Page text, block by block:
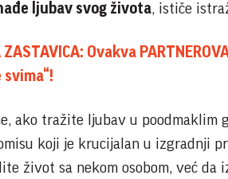
ljubav svog života, ističe
ZASTAVICA: Ovakva
svima“!
ako tražite ljubav u poodmaklim
koji je krucijalan u izgradnji
život sa nekom osobom, već